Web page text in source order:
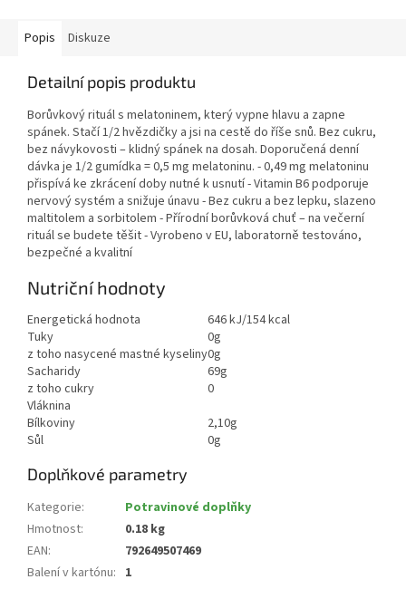
Popis Diskuze
Detailní popis produktu
Borůvkový rituál s melatoninem, který vypne hlavu a zapne
spánek. Stačí 1/2 hvězdičky a jsi na cestě do říše snů. Bez cukru,
bez návykovosti – klidný spánek na dosah. Doporučená denní
dávka je 1/2 gumídka = 0,5 mg melatoninu. - 0,49 mg melatoninu
přispívá ke zkrácení doby nutné k usnutí - Vitamin B6 podporuje
nervový systém a snižuje únavu - Bez cukru a bez lepku, slazeno
maltitolem a sorbitolem - Přírodní borůvková chuť – na večerní
rituál se budete těšit - Vyrobeno v EU, laboratorně testováno,
bezpečné a kvalitní
Nutriční hodnoty
Energetická hodnota
646 kJ/154 kcal
Tuky
0g
z toho nasycené mastné kyseliny0g
Sacharidy
69g
z toho cukry
0
Vláknina
Bílkoviny
2,10g
Sůl
0g
Doplňkové parametry
Kategorie:
Potravinové doplňky
Hmotnost:
0.18 kg
EAN:
792649507469
Balení v kartónu: 1